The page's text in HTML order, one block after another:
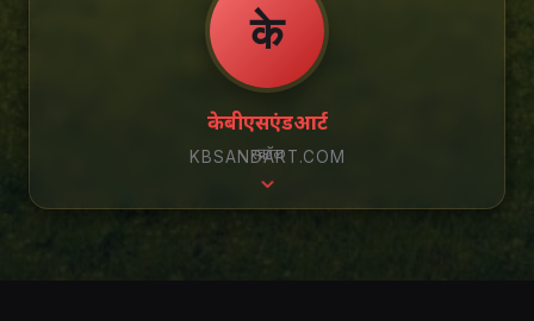
के
केबीएसएंडआर्ट
KBSANDART.COM
स्क्रॉल